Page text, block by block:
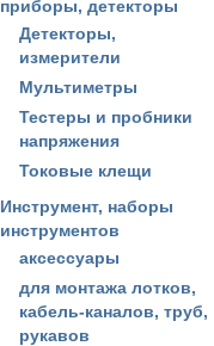
приборы, детекторы
Детекторы,
измерители
Мультиметры
Тестеры и пробники
напряжения
Токовые клещи
Инструмент, наборы
инструментов
аксессуары
для монтажа лотков,
кабель-каналов, труб,
рукавов